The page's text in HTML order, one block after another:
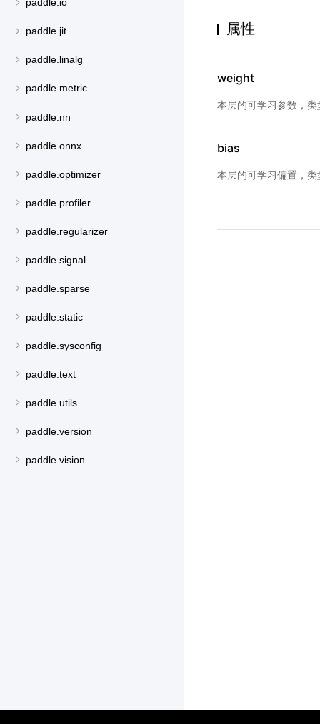
paddle.io
paddle.jit
paddle.linalg
paddle.metric
paddle.nn
paddle.onnx
paddle.optimizer
paddle.profiler
paddle.regularizer
paddle.signal
paddle.sparse
paddle.static
paddle.sysconfig
paddle.text
paddle.utils
paddle.version
paddle.vision
属性
weight
本层的可学习参数，
bias
本层的可学习偏置，